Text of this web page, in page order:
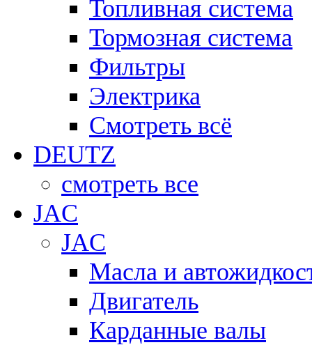
Топливная система
Тормозная система
Фильтры
Электрика
Смотреть всё
DEUTZ
смотреть все
JAC
JAC
Масла и
Двигатель
Карданные валы